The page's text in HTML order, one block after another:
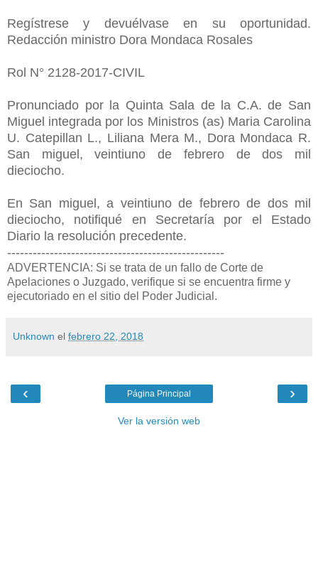
Regístrese y devuélvase en su oportunidad.
Redacción ministro Dora Mondaca Rosales
Rol N° 2128-2017-CIVIL
Pronunciado por la Quinta Sala de la C.A. de San
Miguel integrada por los Ministros (as) Maria Carolina
U. Catepillan L., Liliana Mera M., Dora Mondaca R.
San miguel, veintiuno de febrero de dos mil
dieciocho.
En San miguel, a veintiuno de febrero de dos mil
dieciocho, notifiqué en Secretaría por el Estado
Diario la resolución precedente.
---------------------------------------------------
ADVERTENCIA: Si se trata de un fallo de Corte de
Apelaciones o Juzgado, verifique si se encuentra firme y
ejecutoriado en el sitio del Poder Judicial.
Unknown el febrero 22, 2018
‹ ›
Página Principal
Ver la versión web